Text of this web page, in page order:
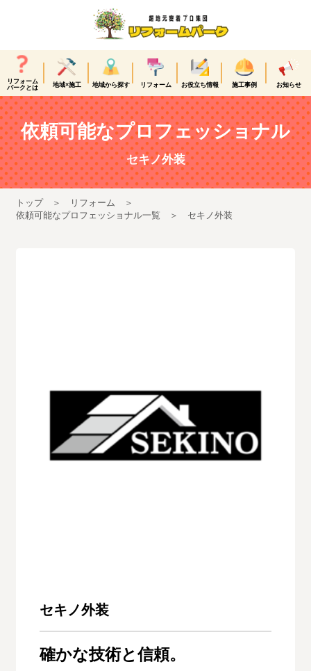
リフォーム
パークとは
地域×施工 地域から探す リフォーム お役立ち情報 施工事例 お知らせ
依頼可能なプロフェッショナル
セキノ外装
トップ
リフォーム
依頼可能なプロフェッショナル一覧
セキノ外装
セキノ外装
確かな技術と信頼。